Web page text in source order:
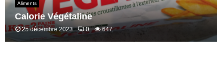
Aliments
Calorie Végétaline
25 décembre 2023 0 647